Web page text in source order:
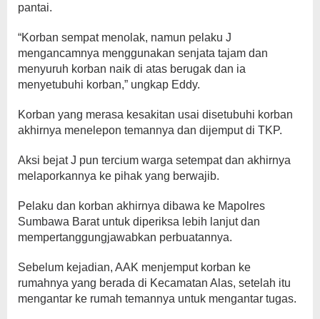
pantai.
“Korban sempat menolak, namun pelaku J
mengancamnya menggunakan senjata tajam dan
menyuruh korban naik di atas berugak dan ia
menyetubuhi korban,” ungkap Eddy.
Korban yang merasa kesakitan usai disetubuhi korban
akhirnya menelepon temannya dan dijemput di TKP.
Aksi bejat J pun tercium warga setempat dan akhirnya
melaporkannya ke pihak yang berwajib.
Pelaku dan korban akhirnya dibawa ke Mapolres
Sumbawa Barat untuk diperiksa lebih lanjut dan
mempertanggungjawabkan perbuatannya.
Sebelum kejadian, AAK menjemput korban ke
rumahnya yang berada di Kecamatan Alas, setelah itu
mengantar ke rumah temannya untuk mengantar tugas.